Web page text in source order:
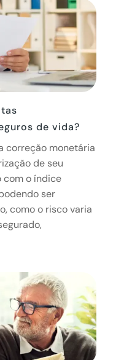
de vida?
correção monetária
de seu
com o índice
ser
como o risco varia